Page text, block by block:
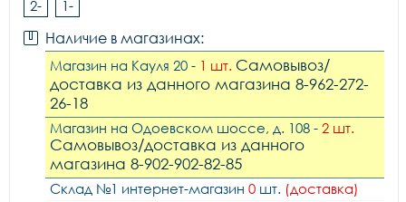
2- 1-
Наличие в магазинах:
Магазин на Кауля 20 - 1 шт. Самовывоз/
доставка из данного магазина 8-962-272-
26-18
Магазин на Одоевском шоссе, д. 108 - 2 шт.
Самовывоз/доставка из данного
магазина 8-902-902-82-85
Склад №1 интернет-магазин 0 шт. (доставка)